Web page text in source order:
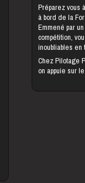
Préparez vous
à bord de la
Emmené par
compétition,
inoubliables
Chez Pilotage
on appuie sur